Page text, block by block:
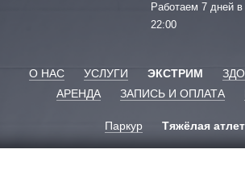
Работаем 7 дней
22:00
О НАС УСЛУГИ ЭКСТРИМ
АРЕНДА
ЗАПИСЬ И ОПЛАТА
Паркур Тяжёлая